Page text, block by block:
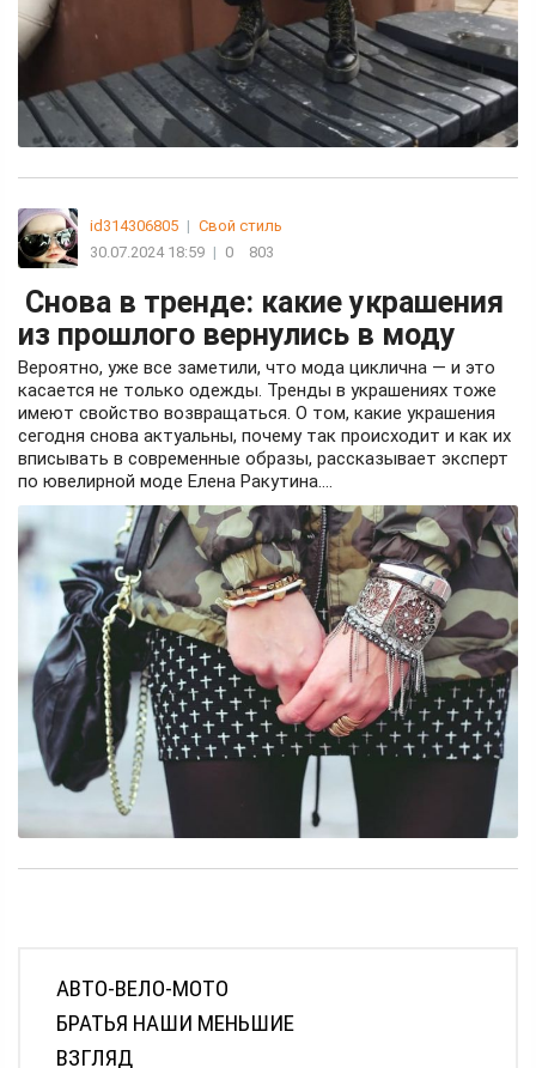
id314306805 | Свой стиль
30.07.2024 18:59 | 0 803
Снова в тренде: какие украшения
из прошлого вернулись в моду
Вероятно, уже все заметили, что мода циклична — и это
касается не только одежды. Тренды в украшениях тоже
имеют свойство возвращаться. О том, какие украшения
сегодня снова актуальны, почему так происходит и как их
вписывать в современные образы, рассказывает эксперт
по ювелирной моде Елена Ракутина....
АВТО-ВЕЛО-МОТО
БРАТЬЯ НАШИ МЕНЬШИЕ
ВЗГЛЯД